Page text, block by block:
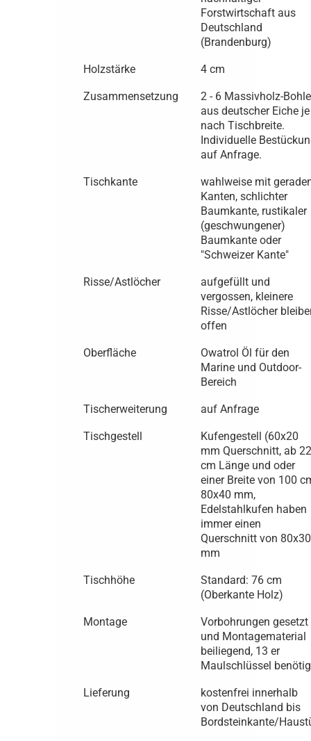
Forstwirtschaft aus
Deutschland
(Brandenburg)
Holzstärke 4 cm
Zusammensetzung
2 - 6 Massivholz-
aus deutscher Eiche je
nach Tischbreite.
Individuelle
auf Anfrage.
Tischkante
wahlweise mit
Kanten, schlichter
Baumkante, rustikaler
(geschwungener)
Baumkante oder
"Schweizer Kante"
Risse/Astlöcher
aufgefüllt und
vergossen, kleinere
Risse/Astlöcher
offen
Oberfläche
Owatrol Öl für den
Marine und Outdoor-
Bereich
Tischerweiterung auf Anfrage
Tischgestell
Kufengestell (60x20
mm Querschnitt, ab
cm Länge und oder
einer Breite von 100
80x40 mm,
Edelstahlkufen haben
immer einen
Querschnitt von 80x30
mm
Tischhöhe
Standard: 76 cm
(Oberkante Holz)
Montage
Vorbohrungen gesetzt
und Montagematerial
beiliegend, 13 er
Maulschlüssel
Lieferung
kostenfrei innerhalb
von Deutschland bis
Bordsteinkante/